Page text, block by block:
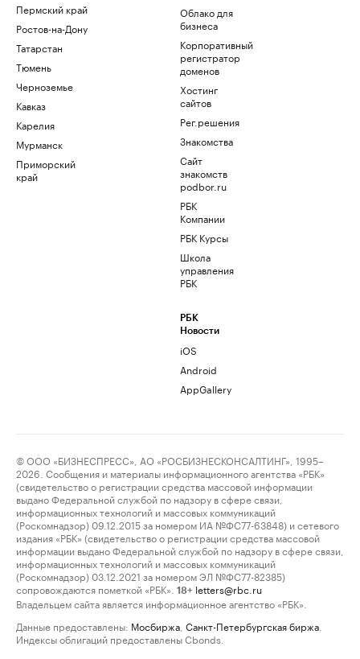
Пермский край
Ростов-на-Дону
Татарстан
Тюмень
Черноземье
Кавказ
Карелия
Мурманск
Приморский
край
Облако для
бизнеса
Корпоративный
регистратор
доменов
Хостинг
сайтов
Рег.решения
Знакомства
Сайт
знакомств
podbor.ru
РБК
Компании
РБК Курсы
Школа
управления
РБК
РБК
Новости
iOS
Android
AppGallery
© ООО «БИЗНЕСПРЕСС», АО «РОСБИЗНЕСКОНСАЛТИНГ», 1995–
2026. Сообщения и материалы информационного агентства «РБК»
(свидетельство о регистрации средства массовой информации
выдано Федеральной службой по надзору в сфере связи,
информационных технологий и массовых коммуникаций
(Роскомнадзор) 09.12.2015 за номером ИА №ФС77-63848) и сетевого
издания «РБК» (свидетельство о регистрации средства массовой
информации выдано Федеральной службой по надзору в сфере связи,
информационных технологий и массовых коммуникаций
(Роскомнадзор) 03.12.2021 за номером ЭЛ №ФС77-82385)
сопровождаются пометкой «РБК».
18+ letters@rbc.ru
Владельцем сайта является информационное агентство «РБК».
Данные предоставлены: Мосбиржа Санкт-Петербургская биржа
Индексы облигаций предоставлены Cbonds.